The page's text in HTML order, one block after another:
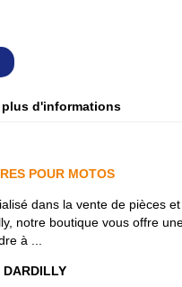
plus d'informations
POUR MOTOS
dans la vente de pièces et
notre boutique vous offre
à ...
DARDILLY